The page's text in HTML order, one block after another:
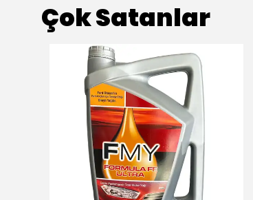
Çok Satanlar